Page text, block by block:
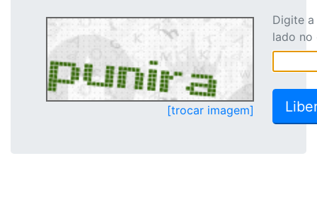
[trocar imagem]
Digite
lado no